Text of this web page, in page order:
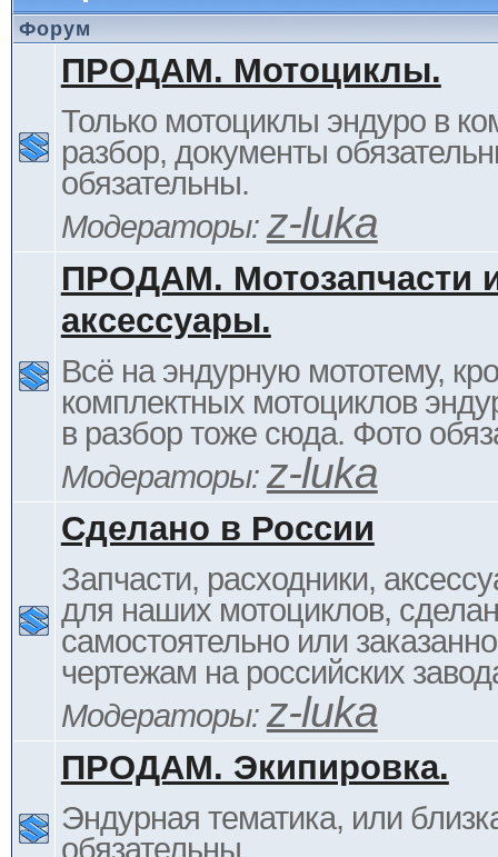
Форум
ПРОДАМ. Мотоциклы.
Только мотоциклы эндуро в
разбор, документы
обязательны.
Модераторы: z-luka
ПРОДАМ. Мотозапчасти
аксессуары.
Всё на эндурную мототему,
комплектных мотоциклов
в разбор тоже сюда. Фото
Модераторы: z-luka
Сделано в России
Запчасти, расходники,
для наших мотоциклов,
самостоятельно или
чертежам на российских
Модераторы: z-luka
ПРОДАМ. Экипировка.
Эндурная тематика, или
обязательны.